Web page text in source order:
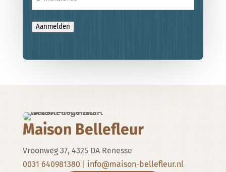
Aanmelden
Maison Bellefleur
Vroonweg 37, 4325 DA Renesse
0031 640981380
info@maison-bellefleur.nl